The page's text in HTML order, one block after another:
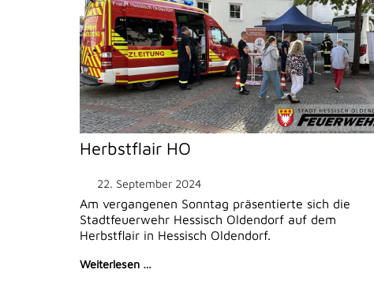
Herbstflair HO
22. September 2024
Am vergangenen Sonntag präsentierte sich die
Stadtfeuerwehr Hessisch Oldendorf auf dem
Herbstflair in Hessisch Oldendorf.
Weiterlesen …